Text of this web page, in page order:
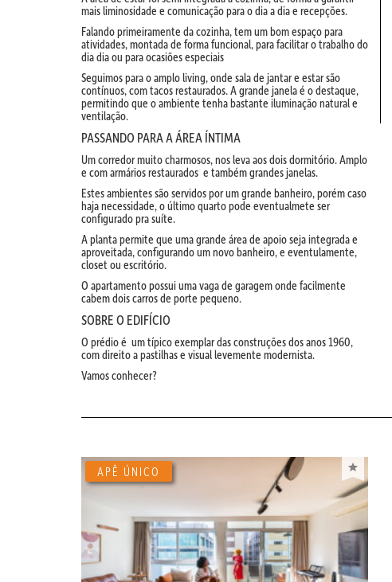
mais liminosidade e comunicação para o dia a dia e recepções.
Falando primeiramente da cozinha, tem um bom espaço para
atividades, montada de forma funcional, para facilitar o trabalho do
dia dia ou para ocasiões especiais
Seguimos para o amplo living, onde sala de jantar e estar são
contínuos, com tacos restaurados. A grande janela é o destaque,
permitindo que o ambiente tenha bastante iluminação natural e
ventilação.
PASSANDO PARA A ÁREA ÍNTIMA
Um corredor muito charmosos, nos leva aos dois dormitório. Amplo
e com armários restaurados e também grandes janelas.
Estes ambientes são servidos por um grande banheiro, porém caso
haja necessidade, o último quarto pode eventualmete ser
configurado pra suíte.
A planta permite que uma grande área de apoio seja integrada e
aproveitada, configurando um novo banheiro, e eventulamente,
closet ou escritório.
O apartamento possui uma vaga de garagem onde facilmente
cabem dois carros de porte pequeno.
SOBRE O EDIFÍCIO
O prédio é um típico exemplar das construções dos anos 1960,
com direito a pastilhas e visual levemente modernista.
Vamos conhecer?